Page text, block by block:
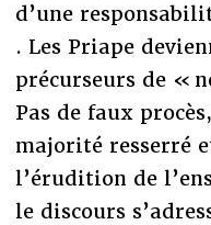
d’une
. Les Priape
précurseurs de «
Pas de faux
majorité resserré
l’érudition de
le discours